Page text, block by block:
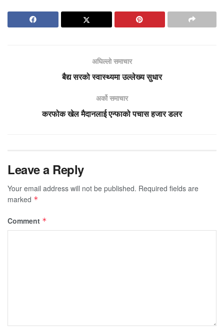
अघिल्लो समाचार
बैद्य सरको स्वास्थ्यमा उल्लेख्य सुधार
अर्को समाचार
करफोक खेल मैदानलाई एन्फाको पचास हजार डलर
Leave a Reply
Your email address will not be published. Required fields are
marked *
Comment *